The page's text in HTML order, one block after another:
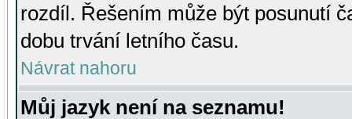
rozdíl. Řešením může být posunutí
dobu trvání letního času.
Návrat nahoru
Můj jazyk není na seznamu!